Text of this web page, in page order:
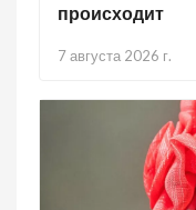
происходит
7 августа 2026 г.